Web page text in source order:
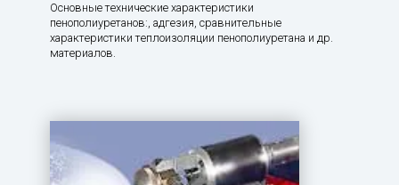
Основные технические характеристики
пенополиуретанов:, aдгезия, сравнительные
характеристики теплоизоляции пенополиуретана и др.
материалов.